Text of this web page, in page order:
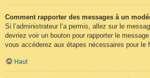
Comment rapporter des messages à un
Si l’administrateur l’a permis, allez sur le
devriez voir un bouton pour rapporter le
vous accéderez aux étapes nécessaires pour le
Haut